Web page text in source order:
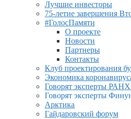
Лучшие инвесторы
75-летие завершения
#ГолосПамяти
О проекте
Новости
Партнеры
Контакты
Клуб проектирования
Экономика
Говорят эксперты
Говорят эксперты
Арктика
Гайдаровский форум